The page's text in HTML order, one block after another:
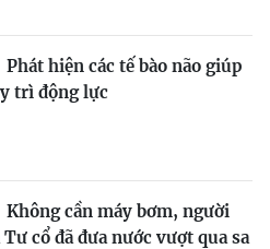
Phát hiện các tế bào não giúp
trì động lực
Không cần máy bơm, người
Tư cổ đã đưa nước vượt qua sa